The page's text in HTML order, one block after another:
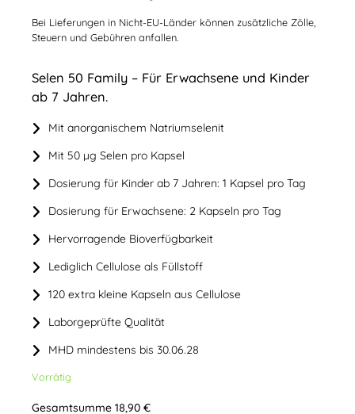
Bei Lieferungen in Nicht-EU-Länder können zusätzliche Zölle,
Steuern und Gebühren anfallen.
Selen 50 Family – Für Erwachsene und Kinder
ab 7 Jahren.
Mit anorganischem Natriumselenit
Mit 50 µg Selen pro Kapsel
Dosierung für Kinder ab 7 Jahren: 1 Kapsel pro Tag
Dosierung für Erwachsene: 2 Kapseln pro Tag
Hervorragende Bioverfügbarkeit
Lediglich Cellulose als Füllstoff
120 extra kleine Kapseln aus Cellulose
Laborgeprüfte Qualität
MHD mindestens bis 30.06.28
Vorrätig
Gesamtsumme 18,90 €